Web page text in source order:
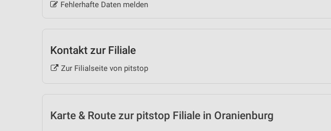
Fehlerhafte Daten melden
Kontakt zur Filiale
Zur Filialseite von pitstop
Karte & Route zur pitstop Filiale in Oranienburg